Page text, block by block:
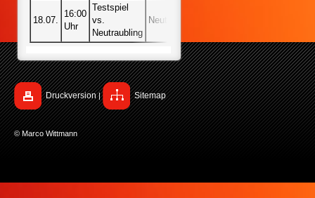
18.07.
16:00
Uhr
Testspiel
vs.
Neutraubling
Neutraubling
Druckversion | Sitemap
© Marco Wittmann